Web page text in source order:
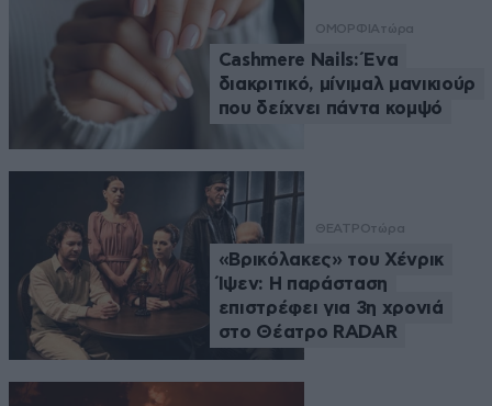
ΟΜΟΡΦΙΑτώρα
Cashmere Nails: Ένα
διακριτικό, μίνιμαλ μανικιούρ
που δείχνει πάντα κομψό
ΘΕΑΤΡΟτώρα
«Βρικόλακες» του Χένρικ
Ίψεν: Η παράσταση
επιστρέφει για 3η χρονιά
στο Θέατρο RADAR